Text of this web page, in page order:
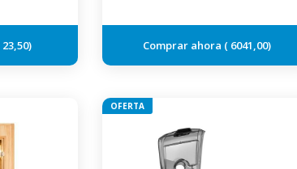
23,50 6041,00
OFERTA